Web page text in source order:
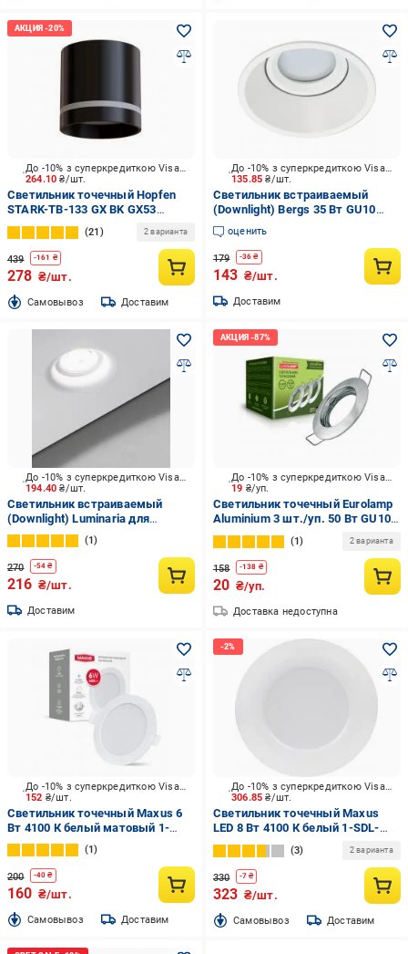
264.10₴/шт.
До -10% з суперкредиткою Visa Вигода
Светильник точечный Hopfen
STARK-TB-133 GX BK GX53
черный
21 2 варианта
439 -161 ₴
278 ₴/шт.
Cамовывоз Доставим
135.85₴/шт.
До -10% з суперкредиткою Visa Вигода
Светильник встраиваемый
(Downlight) Bergs 35 Вт GU10
белый 3019-DL-1 White
оценить
179 -36 ₴
143 ₴/шт.
Доставим
194.40₴/шт.
До -10% з суперкредиткою Visa Вигода
Светильник встраиваемый
(Downlight) Luminaria для
натяжных потолков GU10 СВ16
ORB GU10
1
270 -54 ₴
216 ₴/шт.
Доставим
19 ₴/уп.
До -10% з суперкредиткою Visa Вигода
Светильник точечный Eurolamp
Aluminium 3 шт./уп. 50 Вт GU10
хром MLP-LH-LED-
GU10A(chrome)(3)
1 2 варианта
158 -138 ₴
20 ₴/уп.
Доставка недоступна
152 ₴/шт.
До -10% з суперкредиткою Visa Вигода
Светильник точечный Maxus 6
Вт 4100 К белый матовый 1-
RDL-0641-IP
1
200 -40 ₴
160 ₴/шт.
Cамовывоз Доставим
306.85₴/шт.
До -10% з суперкредиткою Visa Вигода
Светильник точечный Maxus
LED 8 Вт 4100 К белый 1-SDL-
006-01
3 2 варианта
330 -7₴
323 ₴/шт.
Cамовывоз Доставим